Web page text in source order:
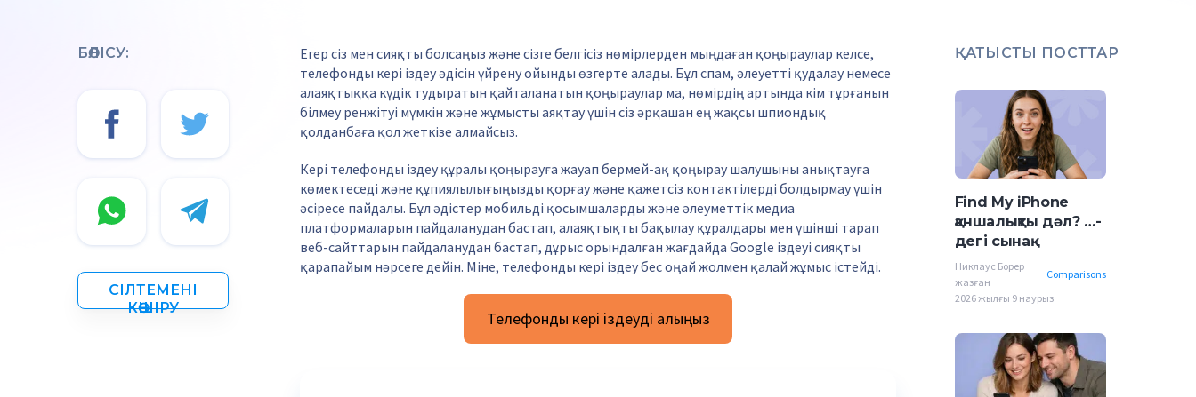
БӨЛІСУ:
СІЛТЕМЕНІ
КӨШІРУ
Егер сіз мен сияқты болсаңыз және сізге белгісіз нөмірлерден мыңдаған қоңыраулар келсе,
телефонды кері іздеу әдісін үйрену ойынды өзгерте алады. Бұл спам, әлеуетті қудалау немесе
алаяқтыққа күдік тудыратын қайталанатын қоңыраулар ма, нөмірдің артында кім тұрғанын
білмеу ренжітуі мүмкін және жұмысты аяқтау үшін сіз әрқашан ең жақсы шпиондық
қолданбаға қол жеткізе алмайсыз.
Кері телефонды іздеу құралы қоңырауға жауап бермей-ақ қоңырау шалушыны анықтауға
көмектеседі және құпиялылығыңызды қорғау және қажетсіз контактілерді болдырмау үшін
әсіресе пайдалы. Бұл әдістер мобильді қосымшаларды және әлеуметтік медиа
платформаларын пайдаланудан бастап, алаяқтықты бақылау құралдары мен үшінші тарап
веб-сайттарын пайдаланудан бастап, дұрыс орындалған жағдайда Google іздеуі сияқты
қарапайым нәрсеге дейін. Міне, телефонды кері іздеу бес оңай жолмен қалай жұмыс істейді.
Телефонды кері іздеуді алыңыз
ҚАТЫСТЫ ПОСТТАР
Find My iPhone
қаншалықты дәл? …-
дегі сынақ
Никлаус Борер
жазған
Comparisons
2026 жылғы 9 наурыз